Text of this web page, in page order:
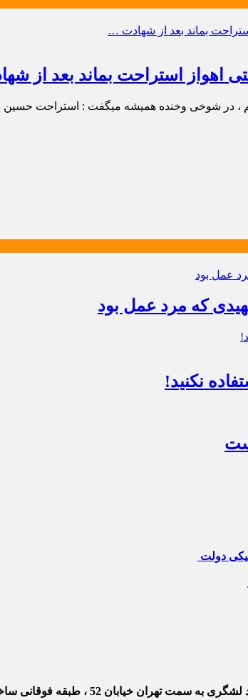
اهواز استراحت بماند بعد از
، در شوخی وخنده همیشه میگفت : استراحت حسین
که مرد عمل بود
نکنید!
دولت